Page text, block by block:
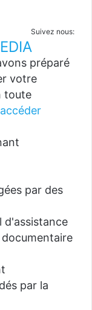
Suivez nous:
préparé
votre
toute
par des
d'assistance
par la